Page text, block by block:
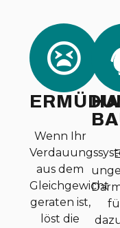
Wenn Ihr
aus dem
Gleichgewicht
geraten ist,
löst die